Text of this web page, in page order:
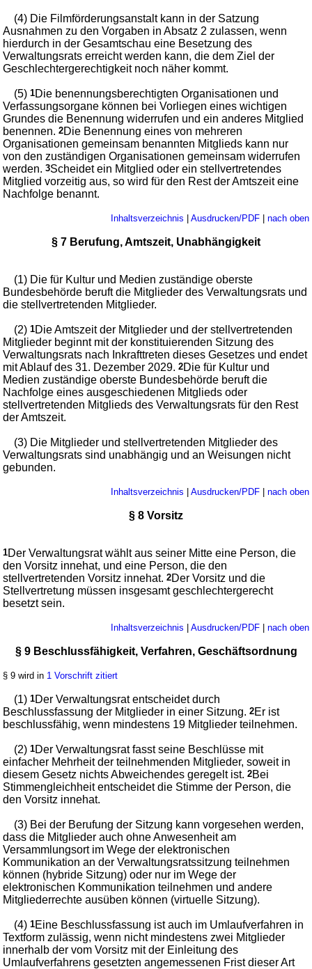
(4) Die Filmförderungsanstalt kann in der Satzung
Ausnahmen zu den Vorgaben in Absatz 2 zulassen, wenn
hierdurch in der Gesamtschau eine Besetzung des
Verwaltungsrats erreicht werden kann, die dem Ziel der
Geschlechtergerechtigkeit noch näher kommt.
(5)1Die benennungsberechtigten Organisationen und
Verfassungsorgane können bei Vorliegen eines wichtigen
Grundes die Benennung widerrufen und ein anderes Mitglied
benennen.2Die Benennung eines von mehreren
Organisationen gemeinsam benannten Mitglieds kann nur
von den zuständigen Organisationen gemeinsam widerrufen
werden.3Scheidet ein Mitglied oder ein stellvertretendes
Mitglied vorzeitig aus, so wird für den Rest der Amtszeit eine
Nachfolge benannt.
Inhaltsverzeichnis | Ausdrucken/PDF| nach oben
§ 7 Berufung, Amtszeit, Unabhängigkeit
(1) Die für Kultur und Medien zuständige oberste
Bundesbehörde beruft die Mitglieder des Verwaltungsrats und
die stellvertretenden Mitglieder.
(2)1Die Amtszeit der Mitglieder und der stellvertretenden
Mitglieder beginnt mit der konstituierenden Sitzung des
Verwaltungsrats nach Inkrafttreten dieses Gesetzes und endet
mit Ablauf des 31. Dezember 2029.2Die für Kultur und
Medien zuständige oberste Bundesbehörde beruft die
Nachfolge eines ausgeschiedenen Mitglieds oder
stellvertretenden Mitglieds des Verwaltungsrats für den Rest
der Amtszeit.
(3) Die Mitglieder und stellvertretenden Mitglieder des
Verwaltungsrats sind unabhängig und an Weisungen nicht
gebunden.
Inhaltsverzeichnis | Ausdrucken/PDF| nach oben
§ 8 Vorsitz
1Der Verwaltungsrat wählt aus seiner Mitte eine Person, die
den Vorsitz innehat, und eine Person, die den
stellvertretenden Vorsitz innehat.2Der Vorsitz und die
Stellvertretung müssen insgesamt geschlechtergerecht
besetzt sein.
Inhaltsverzeichnis | Ausdrucken/PDF| nach oben
§ 9 Beschlussfähigkeit, Verfahren, Geschäftsordnung
§ 9 wird in 1 Vorschrift zitiert
(1)1Der Verwaltungsrat entscheidet durch
Beschlussfassung der Mitglieder in einer Sitzung.2Er ist
beschlussfähig, wenn mindestens 19 Mitglieder teilnehmen.
(2)1Der Verwaltungsrat fasst seine Beschlüsse mit
einfacher Mehrheit der teilnehmenden Mitglieder, soweit in
diesem Gesetz nichts Abweichendes geregelt ist.2Bei
Stimmengleichheit entscheidet die Stimme der Person, die
den Vorsitz innehat.
(3) Bei der Berufung der Sitzung kann vorgesehen werden,
dass die Mitglieder auch ohne Anwesenheit am
Versammlungsort im Wege der elektronischen
Kommunikation an der Verwaltungsratssitzung teilnehmen
können (hybride Sitzung) oder nur im Wege der
elektronischen Kommunikation teilnehmen und andere
Mitgliederrechte ausüben können (virtuelle Sitzung).
(4)1Eine Beschlussfassung ist auch im Umlaufverfahren in
Textform zulässig, wenn nicht mindestens zwei Mitglieder
innerhalb der vom Vorsitz mit der Einleitung des
Umlaufverfahrens gesetzten angemessenen Frist dieser Art